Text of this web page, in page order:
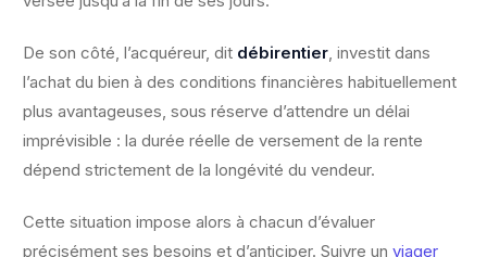
De son côté, l’acquéreur, dit débirentier, investit dans
l’achat du bien à des conditions financières habituellement
plus avantageuses, sous réserve d’attendre un délai
imprévisible : la durée réelle de versement de la rente
dépend strictement de la longévité du vendeur.
Cette situation impose alors à chacun d’évaluer
précisément ses besoins et d’anticiper. Suivre un viager